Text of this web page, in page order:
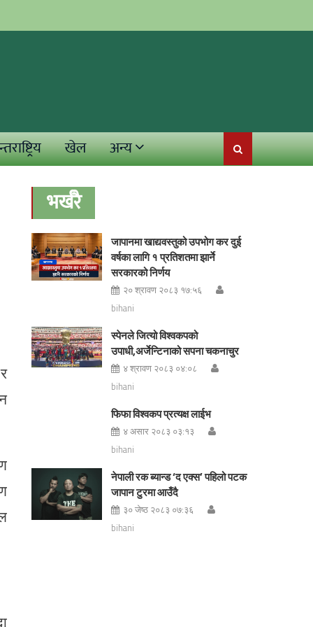
खेल अन्य
भर्खरै
जापानमा खाद्यवस्तुको उपभोग कर दुई
वर्षका लागि १ प्रतिशतमा झार्ने
सरकारको निर्णय
२० श्रावण २०८३ १७:५६
bihani
स्पेनले जित्यो विश्वकपको
उपाधी,अर्जेन्टिनाको सपना चकनाचुर
४ श्रावण २०८३ ०४:०८
bihani
फिफा विश्वकप प्रत्यक्ष लाईभ
४ असार २०८३ ०३:१३
bihani
नेपाली रक ब्यान्ड ‘द एक्स’ पहिलो पटक
जापान टुरमा आउँदै
३० जेष्ठ २०८३ ०७:३६
bihani